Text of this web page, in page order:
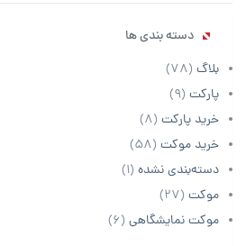
دسته بندی ها
بلاگ (78)
پارکت (9)
خرید پارکت (8)
خرید موکت (58)
دسته‌بندی نشده (1)
موکت (27)
موکت نمایشگاهی (6)